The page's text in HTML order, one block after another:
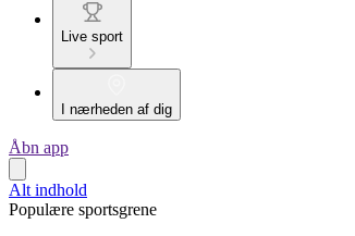
Live sport
I nærheden af dig
Åbn app
Alt indhold
Populære sportsgrene